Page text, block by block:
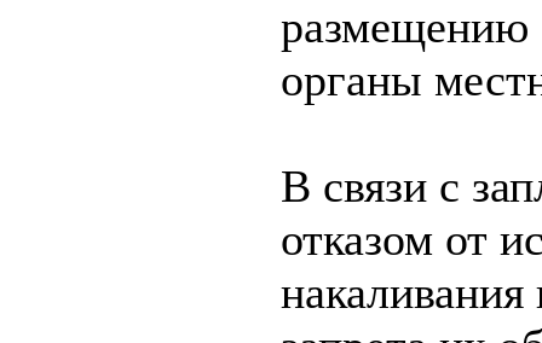
размещению
органы
В связи с
отказом от